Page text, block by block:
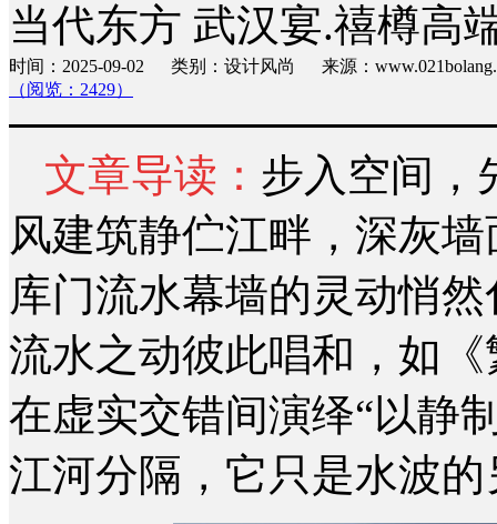
当代东方 武汉宴.禧樽高
时间：2025-09-02 类别：设计风尚 来源：
（阅览：2429）
文章导读： 步入空间，
风建筑静伫江畔，深灰
库门流水幕墙的灵动悄
流水之动彼此唱和，如
在虚实交错间演绎“以静
江河分隔，它只是水波